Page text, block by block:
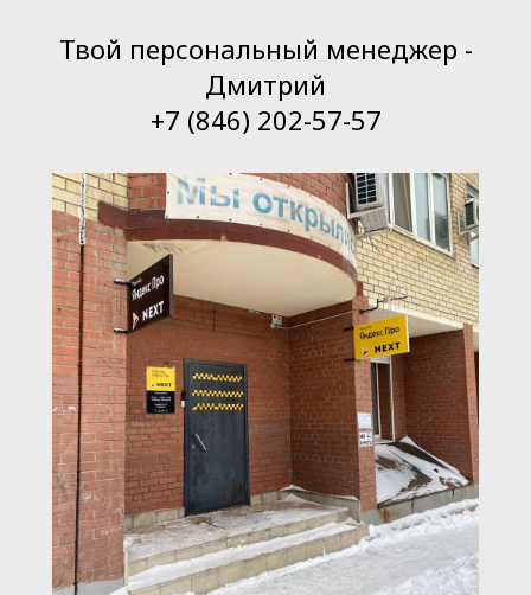
Твой персональный менеджер -
Дмитрий
+7 (846) 202-57-57